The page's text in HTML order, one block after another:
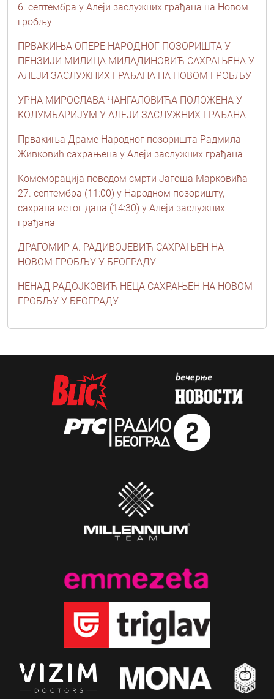
6. септембра у Алеји заслужних грађана на Новом
гробљу
ПРВАКИЊА ОПЕРЕ НАРОДНОГ ПОЗОРИШТА У
ПЕНЗИЈИ МИЛИЦА МИЛАДИНОВИЋ САХРАЊЕНА У
АЛЕЈИ ЗАСЛУЖНИХ ГРАЂАНА НА НОВОМ ГРОБЉУ
УРНА МИРОСЛАВА ЧАНГАЛОВИЋА ПОЛОЖЕНА У
КОЛУМБАРИЈУМ У АЛЕЈИ ЗАСЛУЖНИХ ГРАЂАНА
Првакиња Драме Народног позоришта Радмила
Живковић сахрањена у Алеји заслужних грађана
Комеморација поводом смрти Јагоша Марковића
27. септембра (11:00) у Народном позоришту,
сахрана истог дана (14:30) у Алеји заслужних
грађана
ДРАГОМИР А. РАДИВОЈЕВИЋ САХРАЊЕН НА
НОВОМ ГРОБЉУ У БЕОГРАДУ
НЕНАД РАДОЈКОВИЋ НЕЦА САХРАЊЕН НА НОВОМ
ГРОБЉУ У БЕОГРАДУ